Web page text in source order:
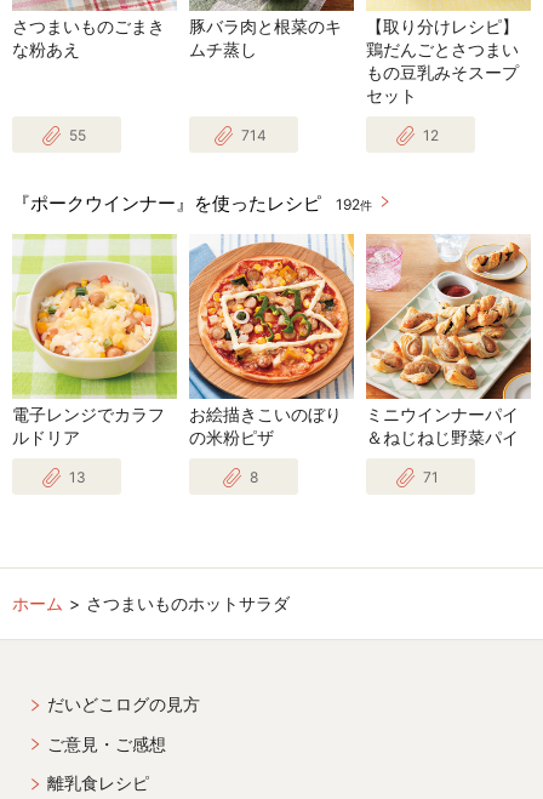
さつまいものごまき
な粉あえ
55
豚バラ肉と根菜のキ
ムチ蒸し
714
【取り分けレシピ】
鶏だんごとさつまい
もの豆乳みそスープ
セット
12
『ポークウインナー』を使ったレシピ 192件
電子レンジでカラフ
ルドリア
13
お絵描きこいのぼり
の米粉ピザ
8
ミニウインナーパイ
＆ねじねじ野菜パイ
71
ホーム さつまいものホットサラダ
だいどこログの見方
ご意見・ご感想
離乳食レシピ